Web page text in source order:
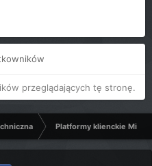
przeglądających tę stronę.
Platformy klienckie